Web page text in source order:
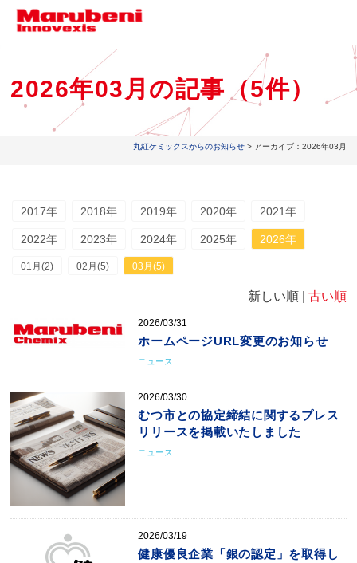
2026年03月の記事（5件）
丸紅ケミックスからのお知らせ> アーカイブ：2026年03月
2017年 2018年 2019年 2020年 2021年
2022年 2023年 2024年 2025年 2026年
01月(2) 02月(5) 03月(5)
新しい順 | 古い順
2026/03/31
ホームページURL変更のお知らせ
ニュース
2026/03/30
むつ市との協定締結に関するプレス
リリースを掲載いたしました
ニュース
2026/03/19
健康優良企業「銀の認定」を取得し